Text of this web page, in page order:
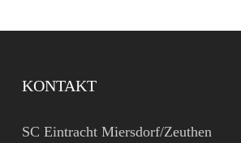
KONTAKT
SC Eintracht Miersdorf/Zeuthen